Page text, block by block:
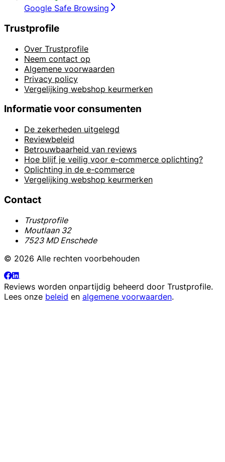
Google Safe Browsing
Trustprofile
Over Trustprofile
Neem contact op
Algemene voorwaarden
Privacy policy
Vergelijking webshop keurmerken
Informatie voor consumenten
De zekerheden uitgelegd
Reviewbeleid
Betrouwbaarheid van reviews
Hoe blijf je veilig voor e-commerce oplichting?
Oplichting in de e-commerce
Vergelijking webshop keurmerken
Contact
Trustprofile
Moutlaan 32
7523 MD Enschede
© 2026 Alle rechten voorbehouden
Reviews worden onpartijdig beheerd door Trustprofile.
Lees onze beleid en algemene voorwaarden.